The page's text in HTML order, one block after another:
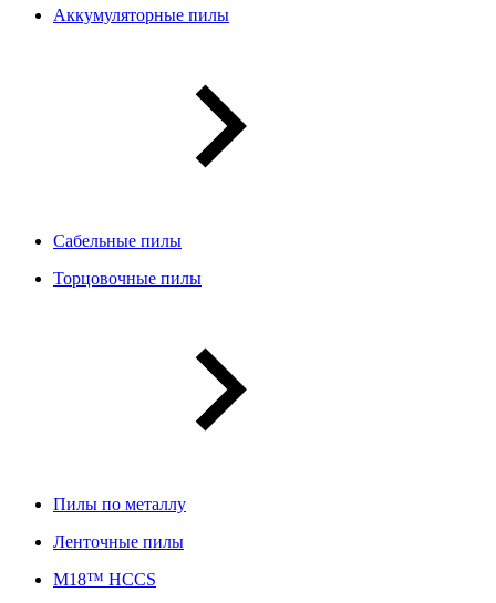
Аккумуляторные пилы
Сабельные пилы
Торцовочные пилы
Пилы по металлу
Ленточные пилы
M18™ HCCS